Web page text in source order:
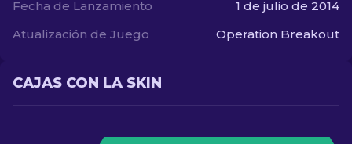
Fecha de Lanzamiento
1 de julio de 2014
Atualización de Juego
Operation Breakout
CAJAS CON LA SKIN